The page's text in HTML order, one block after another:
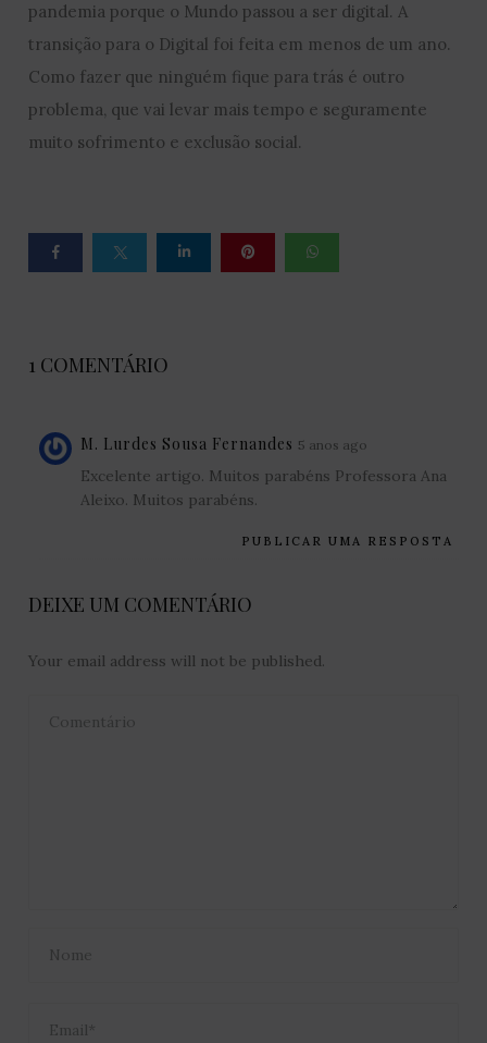
pandemia porque o Mundo passou a ser digital. A
transição para o Digital foi feita em menos de um ano.
Como fazer que ninguém fique para trás é outro
problema, que vai levar mais tempo e seguramente
muito sofrimento e exclusão social.
1 COMENTÁRIO
M. Lurdes Sousa Fernandes 5 anos ago
PUBLICAR UMA RESPOSTA
Excelente artigo. Muitos parabéns Professora Ana
Aleixo. Muitos parabéns.
DEIXE UM COMENTÁRIO
Your email address will not be published.